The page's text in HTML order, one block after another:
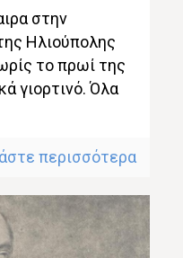
στην
Ηλιούπολης
το πρωί της
γιορτινό. Όλα
περισσότερα